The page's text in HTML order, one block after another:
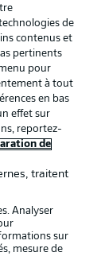
des
de
contenus et
pertinents
pour
à tout
en bas
effet sur
reportez-
de
traitent
Analyser
sur
mesure de